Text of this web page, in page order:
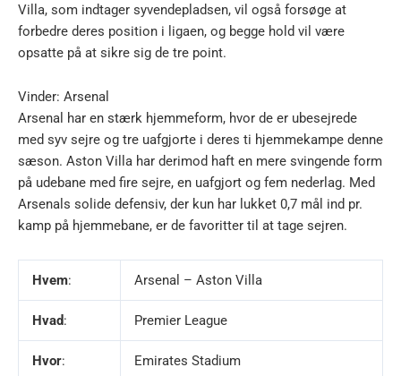
Villa, som indtager syvendepladsen, vil også forsøge at
forbedre deres position i ligaen, og begge hold vil være
opsatte på at sikre sig de tre point.
Vinder: Arsenal
Arsenal har en stærk hjemmeform, hvor de er ubesejrede
med syv sejre og tre uafgjorte i deres ti hjemmekampe denne
sæson. Aston Villa har derimod haft en mere svingende form
på udebane med fire sejre, en uafgjort og fem nederlag. Med
Arsenals solide defensiv, der kun har lukket 0,7 mål ind pr.
kamp på hjemmebane, er de favoritter til at tage sejren.
Hvem: Arsenal – Aston Villa
Hvad: Premier League
Hvor: Emirates Stadium